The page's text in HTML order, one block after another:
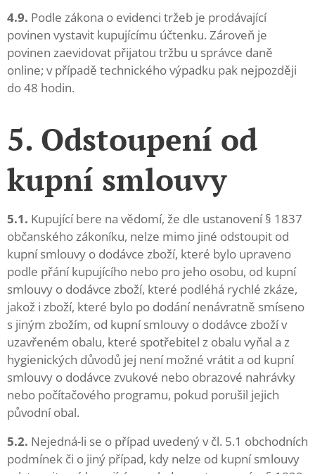
4.9. Podle zákona o evidenci tržeb je prodávající
povinen vystavit kupujícímu účtenku. Zároveň je
povinen zaevidovat přijatou tržbu u správce daně
online; v případě technického výpadku pak nejpozději
do 48 hodin.
5. Odstoupení od
kupní smlouvy
5.1. Kupující bere na vědomí, že dle ustanovení § 1837
občanského zákoníku, nelze mimo jiné odstoupit od
kupní smlouvy o dodávce zboží, které bylo upraveno
podle přání kupujícího nebo pro jeho osobu, od kupní
smlouvy o dodávce zboží, které podléhá rychlé zkáze,
jakož i zboží, které bylo po dodání nenávratně smíseno
s jiným zbožím, od kupní smlouvy o dodávce zboží v
uzavřeném obalu, které spotřebitel z obalu vyňal a z
hygienických důvodů jej není možné vrátit a od kupní
smlouvy o dodávce zvukové nebo obrazové nahrávky
nebo počítačového programu, pokud porušil jejich
původní obal.
5.2. Nejedná-li se o případ uvedený v čl. 5.1 obchodních
podmínek či o jiný případ, kdy nelze od kupní smlouvy